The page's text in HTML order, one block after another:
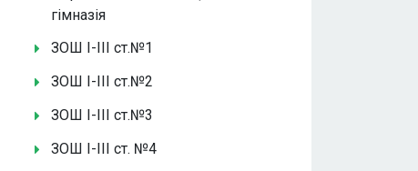
гімназія
ЗОШ І-ІІІ ст.№1
ЗОШ І-ІІІ ст.№2
ЗОШ І-ІІІ ст.№3
ЗОШ І-ІІІ ст. №4